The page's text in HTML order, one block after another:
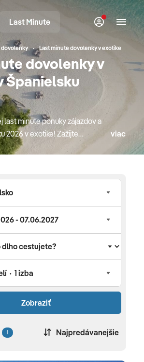
Last Minute
dovolenky Last minute dovolenky v exotike
dovolenky v
Španielsku
last minute ponuky zájazdov a
2026 v exotike! Zažijte
z krajín v našej ponuke a
kultúry a prírody. Neváhajte a
last minute dovolenku do
viac
Zobraziť
1 Najpredávanejšie